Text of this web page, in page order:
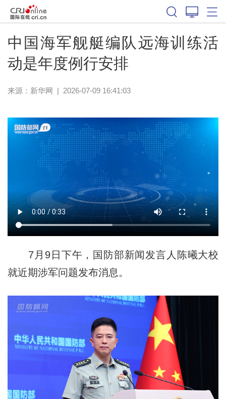
中国海军舰艇编队远海训练活
动是年度例行安排
来源： 新华网 | 2026-07-09 16:41:03
7月9日下午，国防部新闻发言人陈曦大校
就近期涉军问题发布消息。